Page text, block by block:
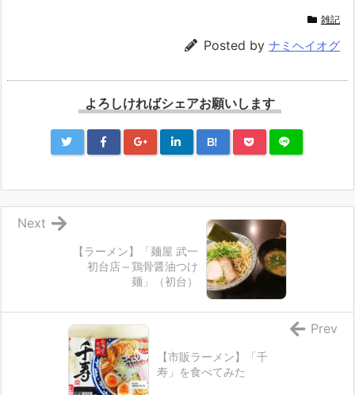
雑記
Posted by ナミヘイオグ
よろしければシェアお願いします
B!
【ラーメン】「麺屋 武一
初台店～鶏骨醤油つけ
麺」（初台）
Next
【市販ラーメン】「千
寿」を食べてみた
Prev